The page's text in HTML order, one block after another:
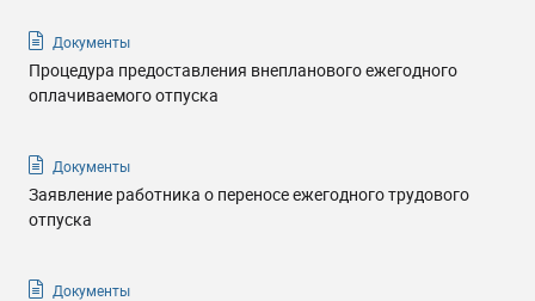
Документы
Процедура предоставления внепланового ежегодного
оплачиваемого отпуска
Документы
Заявление работника о переносе ежегодного трудового
отпуска
Документы